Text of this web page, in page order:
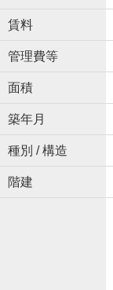
賃料
管理費等
面積
築年月
種別 / 構造
階建